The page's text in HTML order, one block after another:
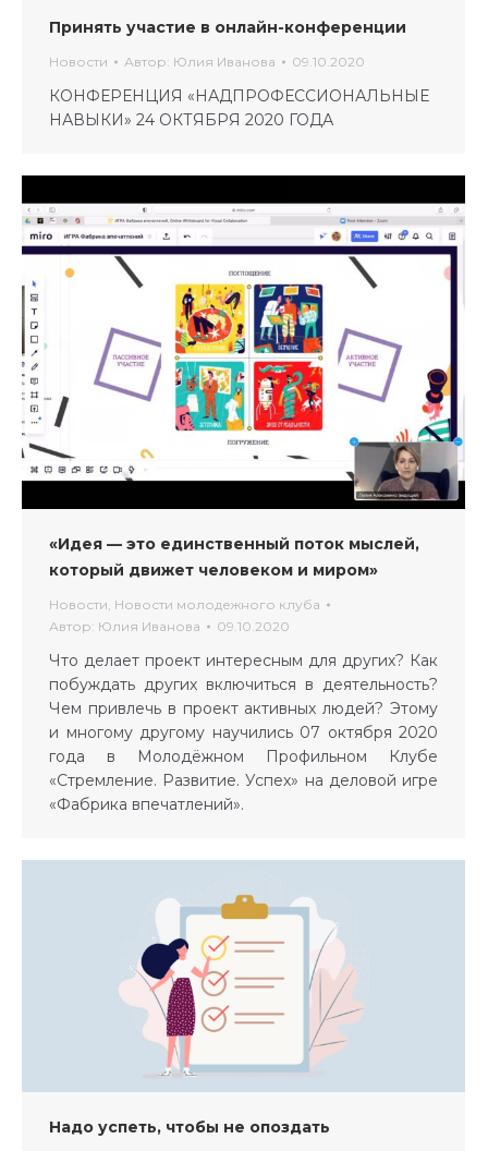
Принять участие в онлайн-конференции
Новости Автор: Юлия Иванова 09.10.2020
КОНФЕРЕНЦИЯ «НАДПРОФЕССИОНАЛЬНЫЕ
НАВЫКИ» 24 ОКТЯБРЯ 2020 ГОДА
«Идея — это единственный поток мыслей,
который движет человеком и миром»
Новости Новости молодежного клуба
Автор: Юлия Иванова 09.10.2020
Что делает проект интересным для других? Как
побуждать других включиться в деятельность?
Чем привлечь в проект активных людей? Этому
и многому другому научились 07 октября 2020
года в Молодёжном Профильном Клубе
«Стремление. Развитие. Успех» на деловой игре
«Фабрика впечатлений».
Надо успеть, чтобы не опоздать